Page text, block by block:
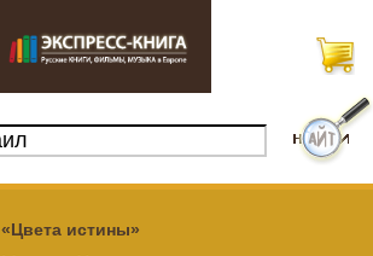
«Цвета истины»